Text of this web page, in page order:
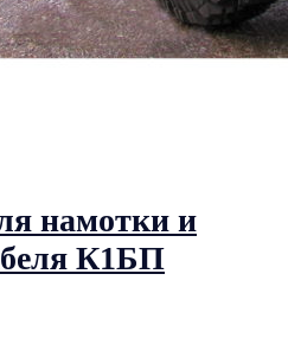
намотки и
К1БП